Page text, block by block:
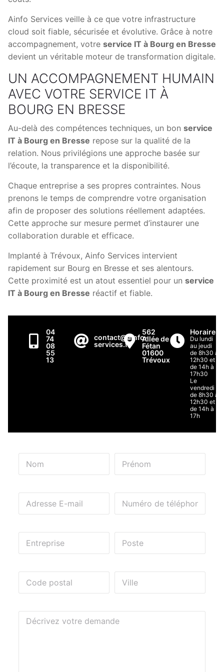
Ainfo Services veille à ce que votre infrastructure
cloud soit fiable, sécurisée et évolutive. Grâce à notre
accompagnement, votre service IT à Bourg en Bresse
devient un véritable moteur de transformation digitale.
UN ACCOMPAGNEMENT HUMAIN
AVEC VOTRE SERVICE IT À
BOURG EN BRESSE
Au-delà des compétences techniques, un bon service
IT à Bourg en Bresse repose sur la qualité de la
relation. Nous privilégions une approche basée sur
l’écoute, la transparence et la disponibilité.
Chaque entreprise a ses propres contraintes. Nous
prenons le temps de comprendre votre organisation
afin de proposer des solutions réellement adaptées.
Cette approche sur mesure permet d’instaurer une
collaboration durable et efficace.
Implanté à Trévoux, Ainfo Services intervient
rapidement sur Bourg en Bresse et ses alentours.
Cette proximité est un atout essentiel pour un service
IT à Bourg en Bresse réactif et fiable.
04
74
08
55
13
contact@ainfo-
services.fr
562
Allée de
Fétan
01600
Trévoux
Horaires
Du lundi
au jeudi
de 8h30 à
12h30 et
de 14h à
17h30
Le
vendredi
de 8h30 à
12h30 et
de 14h à
17h